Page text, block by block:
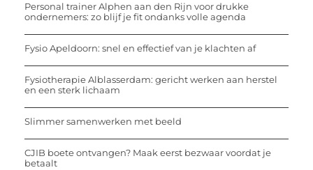
Personal trainer Alphen aan den Rijn voor drukke
ondernemers: zo blijf je fit ondanks volle agenda
Fysio Apeldoorn: snel en effectief van je klachten af
Fysiotherapie Alblasserdam: gericht werken aan herstel
en een sterk lichaam
Slimmer samenwerken met beeld
CJIB boete ontvangen? Maak eerst bezwaar voordat je
betaalt